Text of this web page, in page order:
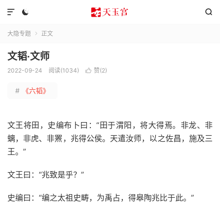
 

大隐专题  正文
文韬·文师
2022-09-24 阅读(1034)  赞(2)
# 《六韬》
文王将田，史编布卜曰：“田于渭阳，将大得焉。非龙、非
螭，非虎、非罴，兆得公侯。天遣汝师，以之佐昌，施及三
王。”
文王曰：“兆致是乎？”
史编曰：“编之太祖史畴，为禹占，得皋陶兆比于此。”